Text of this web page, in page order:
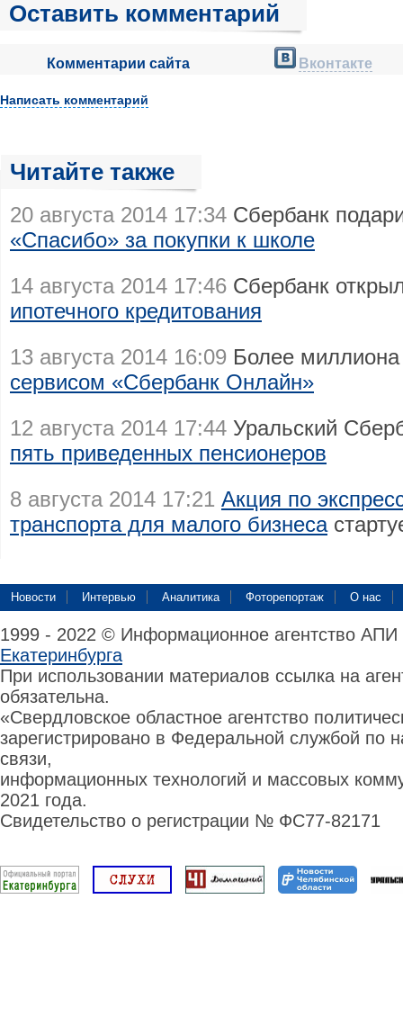
Оставить комментарий
Комментарии сайта Вконтакте
Написать комментарий
Читайте также
20 августа 2014 17:34 Сбербанк
«Спасибо» за покупки к школе
14 августа 2014 17:46 Сбербанк
ипотечного кредитования
13 августа 2014 16:09 Более
сервисом «Сбербанк Онлайн»
12 августа 2014 17:44 Уральский
пять приведенных пенсионеров
8 августа 2014 17:21 Акция по
транспорта для малого бизнеса
Новости Интервью Аналитика Фоторепортаж О нас
1999 - 2022 © Информационное агентство
Екатеринбурга
При использовании материалов ссылка на
обязательна.
«Свердловское областное агентство
зарегистрировано в Федеральной службой по
связи,
информационных технологий и массовых
2021 года.
Свидетельство о регистрации № ФС77-82171